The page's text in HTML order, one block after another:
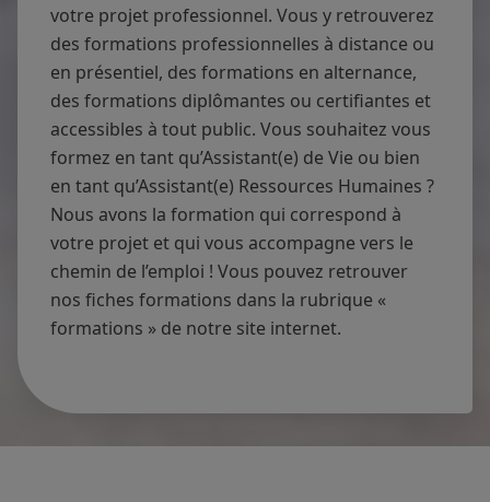
votre projet professionnel. Vous y retrouverez
des formations professionnelles à distance ou
en présentiel, des formations en alternance,
des formations diplômantes ou certifiantes et
accessibles à tout public. Vous souhaitez vous
formez en tant qu’Assistant(e) de Vie ou bien
en tant qu’Assistant(e) Ressources Humaines ?
Nous avons la formation qui correspond à
votre projet et qui vous accompagne vers le
chemin de l’emploi ! Vous pouvez retrouver
nos fiches formations dans la rubrique «
formations » de notre site internet.